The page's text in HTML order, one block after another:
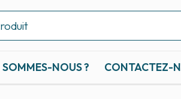
SOMMES-NOUS ? CONTACTEZ-